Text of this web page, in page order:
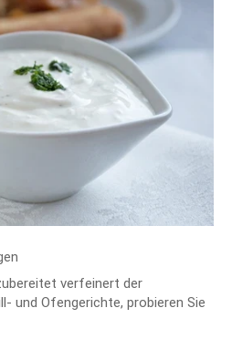
verfeinert der
und Ofengerichte, probieren Sie